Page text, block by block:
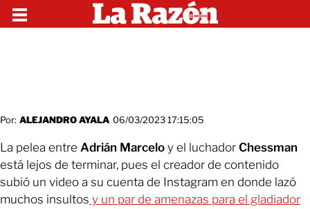
Por: ALEJANDRO AYALA 06/03/2023 17:15:05
La pelea entre Adrián Marcelo y el luchador Chessman
está lejos de terminar, pues el creador de contenido
subió un video a su cuenta de Instagram en donde lazó
muchos insultos y un par de amenazas para el gladiador